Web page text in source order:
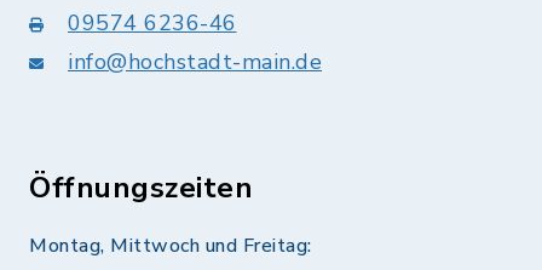
09574 6236-46
info@hochstadt-main.de
Öffnungszeiten
Montag, Mittwoch und Freitag: